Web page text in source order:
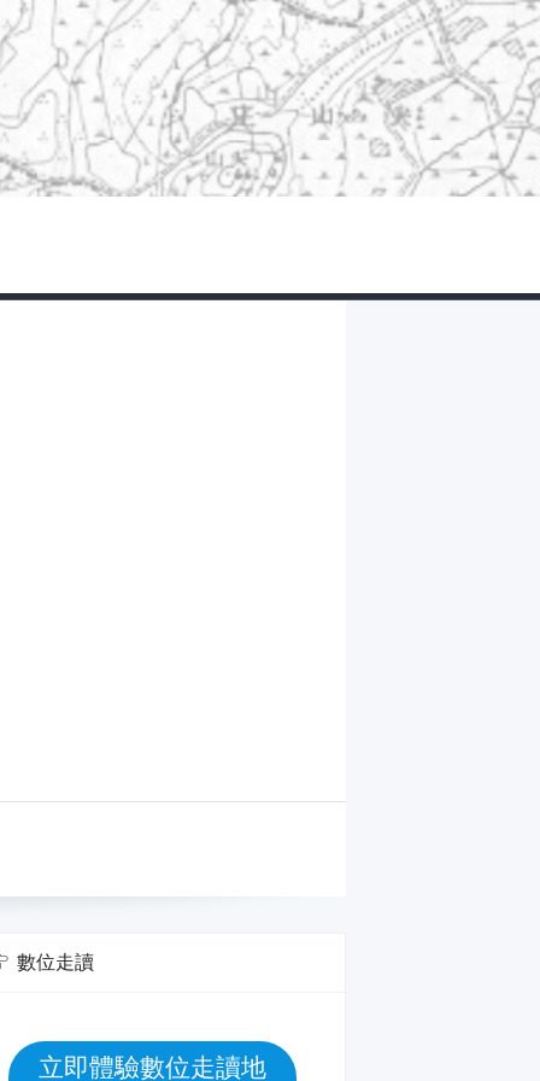
數位走讀
立即體驗數位走讀地